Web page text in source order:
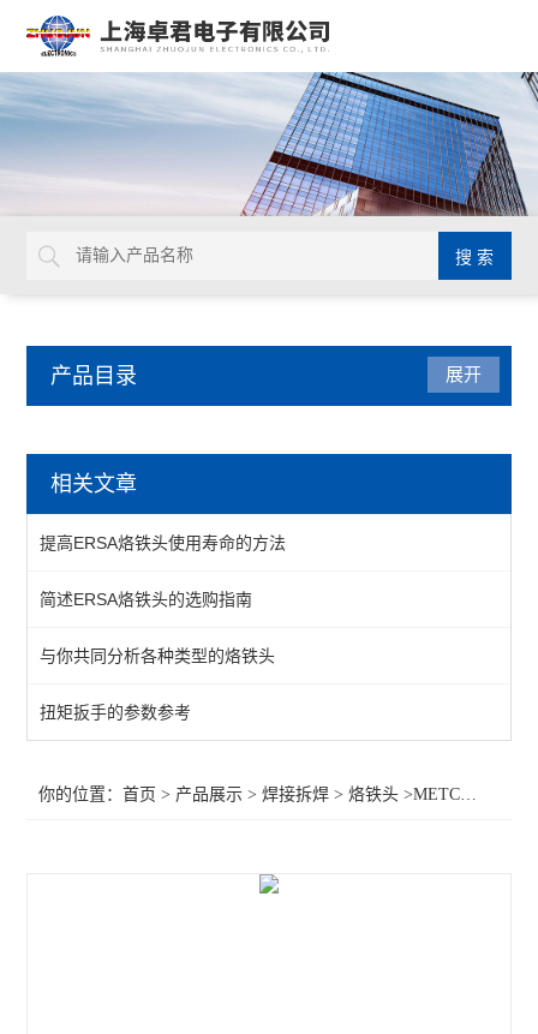
产品目录
吸锡线
QUICK吸烟仪
恒温热风机
返修产品
电焊台
展开
相关文章
提高ERSA烙铁头使用寿命的方法
简述ERSA烙铁头的选购指南
与你共同分析各种类型的烙铁头
扭矩扳手的参数参考
你的位置：首页 > 产品展示 >焊接拆焊 >烙铁头 >METCAL烙铁头sTTC-1173p,OKI烙铁头sTTC-1173p，STTC烙铁头sTTC-1